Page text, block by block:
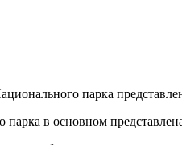
парка
в основном